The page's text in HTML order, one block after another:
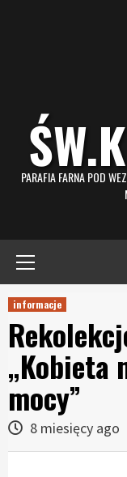
PARAFIA FARNA POD
informacje
„Kobieta
mocy”
8 miesięcy ago